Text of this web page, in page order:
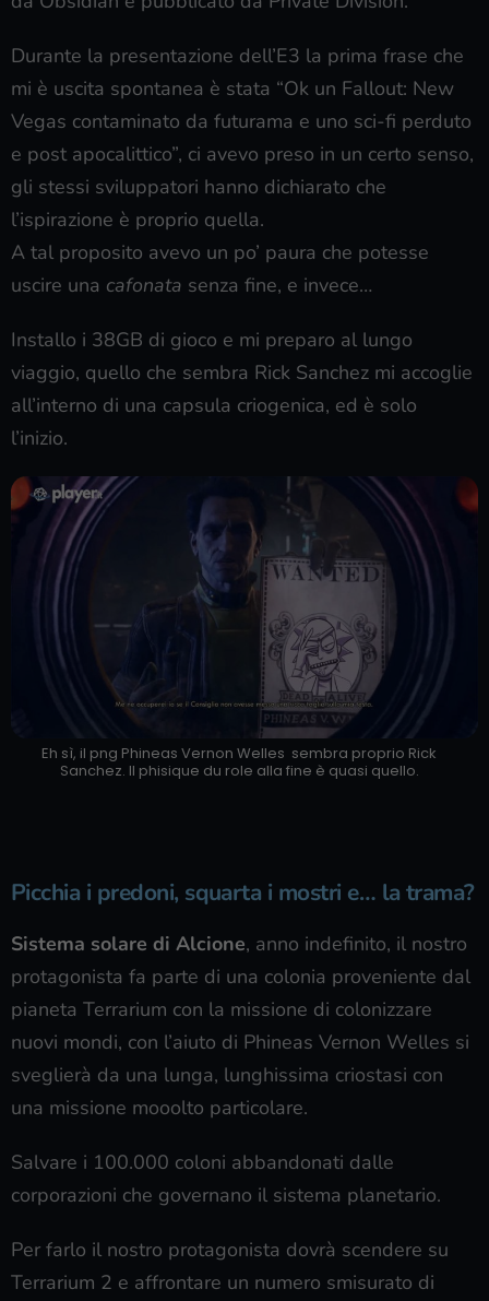
Durante la presentazione dell’E3 la prima frase che
mi è uscita spontanea è stata “Ok un Fallout: New
Vegas contaminato da futurama e uno sci-fi perduto
e post apocalittico”, ci avevo preso in un certo senso,
gli stessi sviluppatori hanno dichiarato che
l’ispirazione è proprio quella.
A tal proposito avevo un po’ paura che potesse
uscire una cafonata senza fine, e invece…
Installo i 38GB di gioco e mi preparo al lungo
viaggio, quello che sembra Rick Sanchez mi accoglie
all’interno di una capsula criogenica, ed è solo
l’inizio.
Eh sì, il png Phineas Vernon Welles sembra proprio Rick
Sanchez. Il phisique du role alla fine è quasi quello.
Picchia i predoni, squarta i mostri e… la trama?
Sistema solare di Alcione, anno indefinito, il nostro
protagonista fa parte di una colonia proveniente dal
pianeta Terrarium con la missione di colonizzare
nuovi mondi, con l’aiuto di Phineas Vernon Welles si
sveglierà da una lunga, lunghissima criostasi con
una missione mooolto particolare.
Salvare i 100.000 coloni abbandonati dalle
corporazioni che governano il sistema planetario.
Per farlo il nostro protagonista dovrà scendere su
Terrarium 2 e affrontare un numero smisurato di